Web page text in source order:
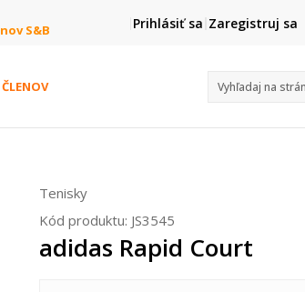
S&B
DOPRAVA
pri objednaní nad 80 €
Prihlásiť sa Zaregistruj sa
Vyhľadaj na
Tenisky
Kód produktu: JS3545
adidas Rapid Court